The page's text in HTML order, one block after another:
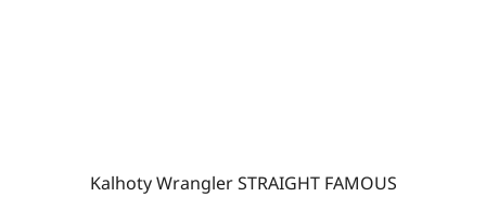
Kalhoty Wrangler STRAIGHT FAMOUS